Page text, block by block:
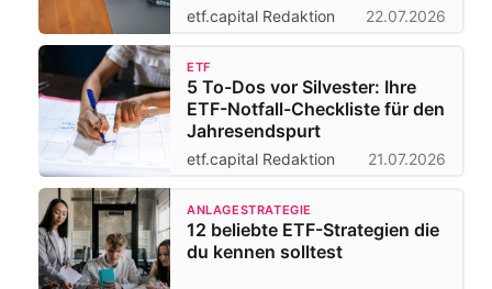
etf.capital Redaktion 22.07.2026
ETF
5 To-Dos vor Silvester: Ihre
ETF-Notfall-Checkliste für den
Jahresendspurt
etf.capital Redaktion 21.07.2026
ANLAGESTRATEGIE
12 beliebte ETF-Strategien die
du kennen solltest